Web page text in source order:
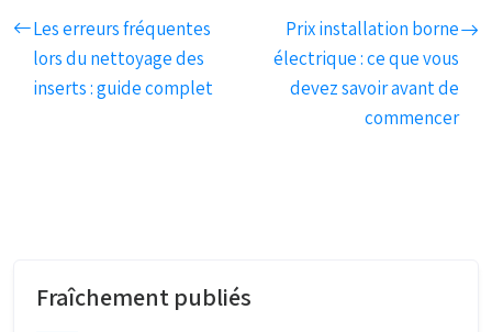
Les erreurs fréquentes
lors du nettoyage des
inserts : guide complet
Prix installation borne
électrique : ce que vous
devez savoir avant de
commencer
Fraîchement publiés